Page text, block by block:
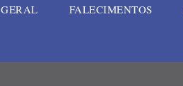
GERAL FALECIMENTOS